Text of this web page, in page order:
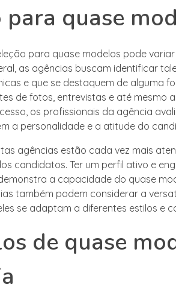
para quase
para quase modelos pode
as agências buscam identificar
e que se destaquem de alguma
de fotos, entrevistas e até mesmo
os profissionais da agência
a personalidade e a atitude do
agências estão cada vez mais
candidatos. Ter um perfil ativo e
a capacidade do quase
também podem considerar a
se adaptam a diferentes estilos e
de quase